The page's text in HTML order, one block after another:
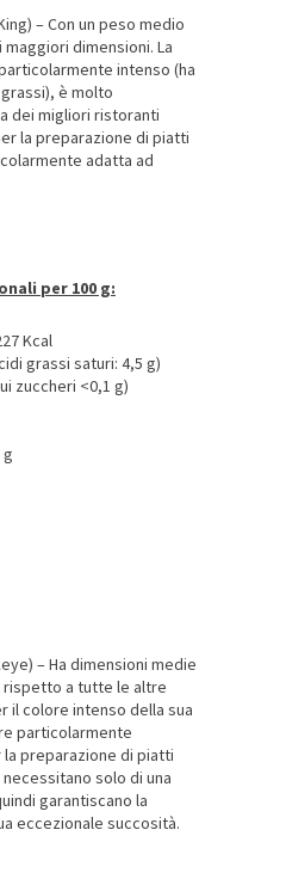
– Con un peso medio
dimensioni. La
intenso (ha
è molto
dei migliori ristoranti
la preparazione di piatti
adatta ad
per 100 g:
Kcal
grassi saturi: 4,5 g)
zuccheri <0,1 g)
g
– Ha dimensioni medie
rispetto a tutte le altre
il colore intenso della sua
particolarmente
preparazione di piatti
solo di una
garantiscano la
eccezionale succosità.